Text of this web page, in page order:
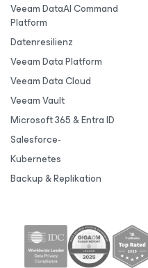
Veeam DataAI Command
Platform
Datenresilienz
Veeam Data Platform
Veeam Data Cloud
Veeam Vault
Microsoft 365 & Entra ID
Salesforce-
Kubernetes
Backup & Replikation